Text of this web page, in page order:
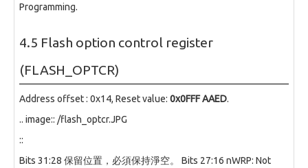
Programming.
4.5 Flash option control register
(FLASH_OPTCR)
Address offset : 0x14, Reset value: 0x0FFF AAED.
.. image:: /flash_optcr.JPG
::
Bits 31:28 保留位置，必須保持淨空。 Bits 27:16 nWRP: Not